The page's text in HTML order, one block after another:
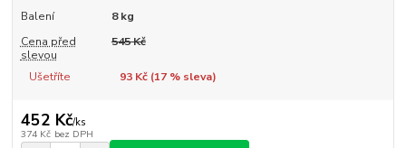
Balení
8 kg
Cena před
slevou
545 Kč
Ušetříte 93 Kč (17% sleva)
452 Kč/ks
374 Kč bez DPH